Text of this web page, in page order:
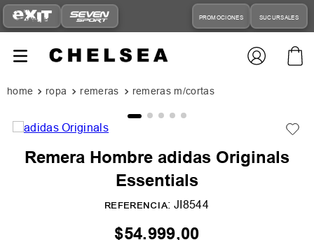
PROMOCIONES SUCURSALES
ropa remeras remeras m/cortas
Remera Hombre adidas Originals
Essentials
REFERENCIA: JI8544
$54.999,00